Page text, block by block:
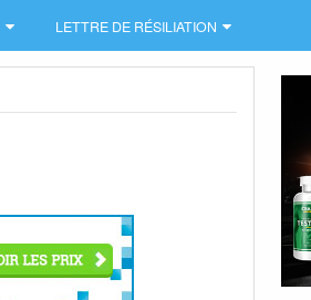
LETTRE DE RÉSILIATION